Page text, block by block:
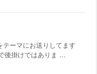
テーマにお送りしてます
後掛けではありま ...